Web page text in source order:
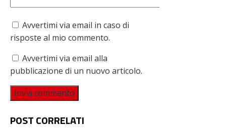
Avvertimi via email in caso di
risposte al mio commento.
Avvertimi via email alla
pubblicazione di un nuovo articolo.
POST CORRELATI